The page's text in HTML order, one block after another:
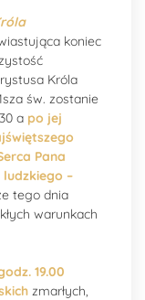
koniec
Króla
św. zostanie
a po jej
Pana
–
tego dnia
warunkach
19.00
zmarłych,